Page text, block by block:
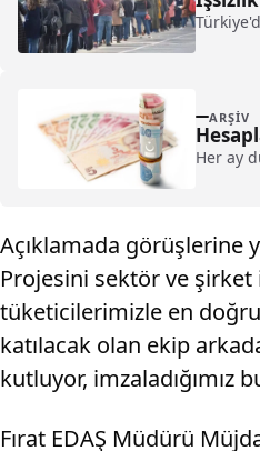
ARŞIV
Her ay
Açıklamada görüşlerine
Projesini sektör ve
tüketicilerimizle en
katılacak olan ekip
kutluyor, imzaladığımız
Fırat EDAŞ Müdürü